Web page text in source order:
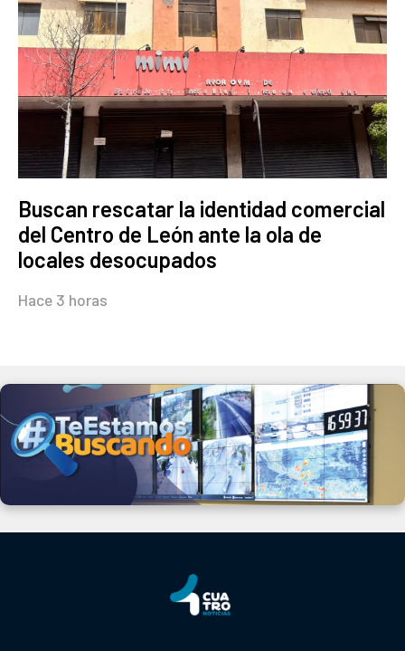
Buscan rescatar la identidad comercial
del Centro de León ante la ola de
locales desocupados
Hace 3 horas